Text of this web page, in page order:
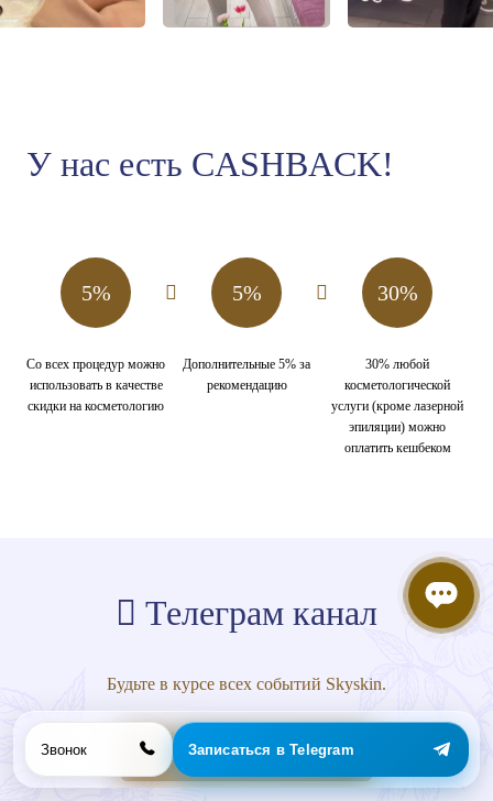
У нас есть CASHBACK!
5%
Со всех процедур можно
использовать в качестве
скидки на косметологию
5%
Дополнительные 5% за
рекомендацию
30%
30% любой
косметологической
услуги (кроме лазерной
эпиляции) можно
оплатить кешбеком
Телеграм канал
Будьте в курсе всех событий Skyskin.
ПРИСОЕДИНИТЬСЯ
Звонок Записаться в Telegram